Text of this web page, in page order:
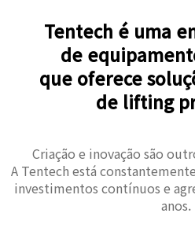
Tentech é uma
de
que oferece
de lifting
Criação e inovação são
A Tentech está
investimentos contínuos e
anos.